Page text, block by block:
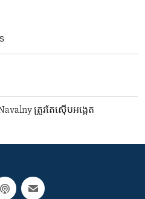
ត្រូវតែ​ស៊ើបអង្កេត